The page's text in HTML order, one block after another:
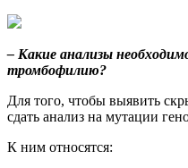
– Какие анализы
тромбофилию?
Для того, чтобы выявить
сдать анализ на мутации
К ним относятся: